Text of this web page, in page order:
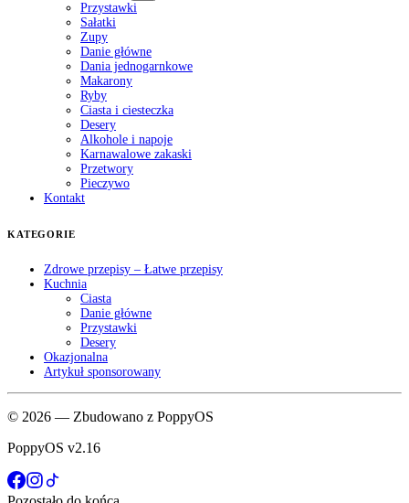
Przystawki
Sałatki
Zupy
Danie główne
Dania jednogarnkowe
Makarony
Ryby
Ciasta i ciesteczka
Desery
Alkohole i napoje
Karnawalowe zakaski
Przetwory
Pieczywo
Kontakt
KATEGORIE
Zdrowe przepisy – Łatwe przepisy
Kuchnia
Ciasta
Danie główne
Przystawki
Desery
Okazjonalna
Artykuł sponsorowany
© 2026 — Zbudowano z PoppyOS
PoppyOS v2.16